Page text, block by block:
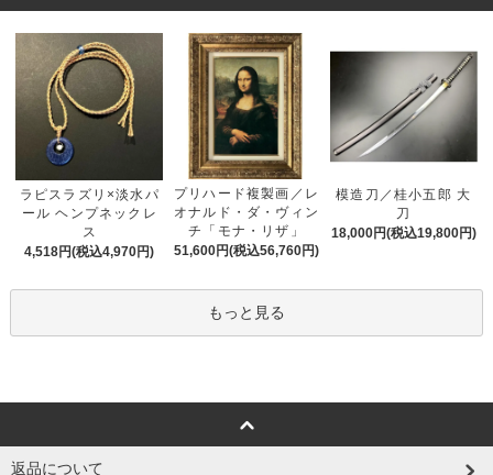
ラピスラズリ×淡水パ
ール ヘンプネックレ
ス
4,518円(税込4,970円)
プリハード複製画／レ
オナルド・ダ・ヴィン
チ「モナ・リザ」
51,600円(税込56,760円)
模造刀／桂小五郎 大
刀
18,000円(税込19,800円)
もっと見る
返品について